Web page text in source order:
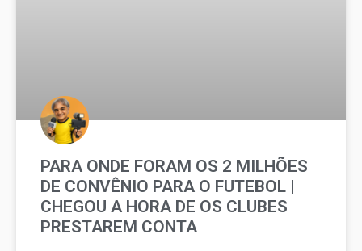
PARA ONDE FORAM OS 2 MILHÕES
DE CONVÊNIO PARA O FUTEBOL |
CHEGOU A HORA DE OS CLUBES
PRESTAREM CONTA